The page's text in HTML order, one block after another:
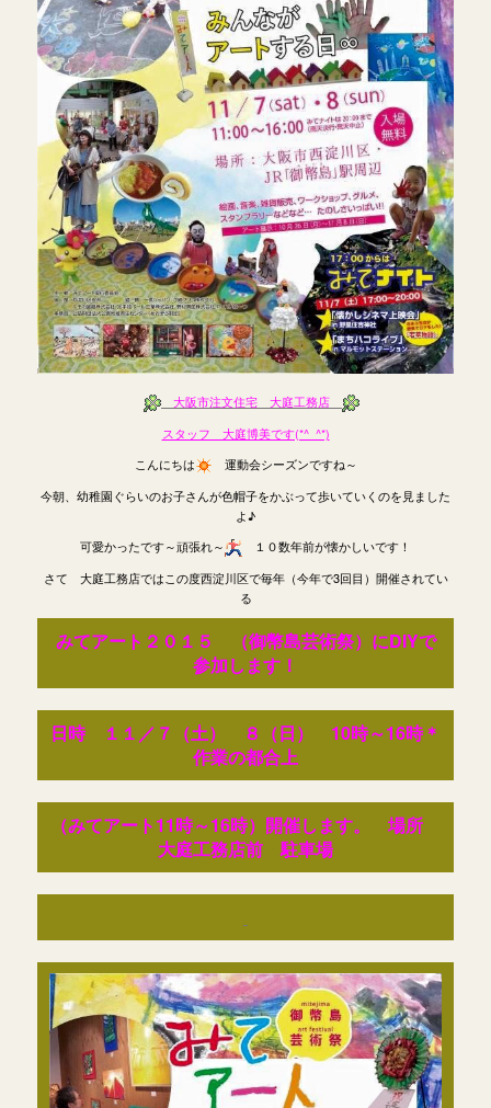
大阪市注文住宅 大庭工務店
スタッフ 大庭博美です(*^_^*)
こんにちは
運動会シーズンですね～
今朝、幼稚園ぐらいのお子さんが色帽子をかぶって歩いていくのを見ました
よ♪
可愛かったです～頑張れ～
１０数年前が懐かしいです！
さて 大庭工務店ではこの度西淀川区で毎年（今年で3回目）開催されてい
る
みてアート２０１５ （御幣島芸術祭）にDIYで
参加します！
日時 １１／７（土） ８（日） 10時～16時＊
作業の都合上
（みてアート11時～16時）開催します。 場所
大庭工務店前 駐車場